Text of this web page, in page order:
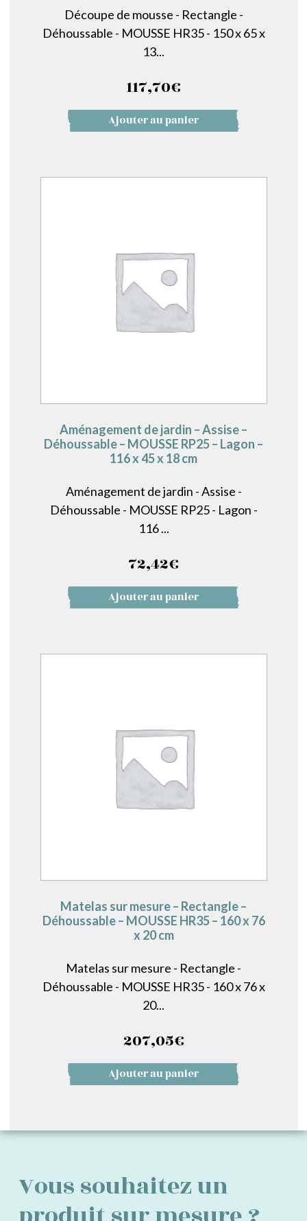
Découpe de mousse - Rectangle -
Déhoussable - MOUSSE HR35 - 150 x 65 x
13...
117,70€
Ajouter au panier
Aménagement de jardin – Assise –
Déhoussable – MOUSSE RP25 – Lagon –
116 x 45 x 18 cm
Aménagement de jardin - Assise -
Déhoussable - MOUSSE RP25 - Lagon -
116 ...
72,42€
Ajouter au panier
Matelas sur mesure – Rectangle –
Déhoussable – MOUSSE HR35 – 160 x 76
x 20 cm
Matelas sur mesure - Rectangle -
Déhoussable - MOUSSE HR35 - 160 x 76 x
20...
207,05€
Ajouter au panier
Vous souhaitez un